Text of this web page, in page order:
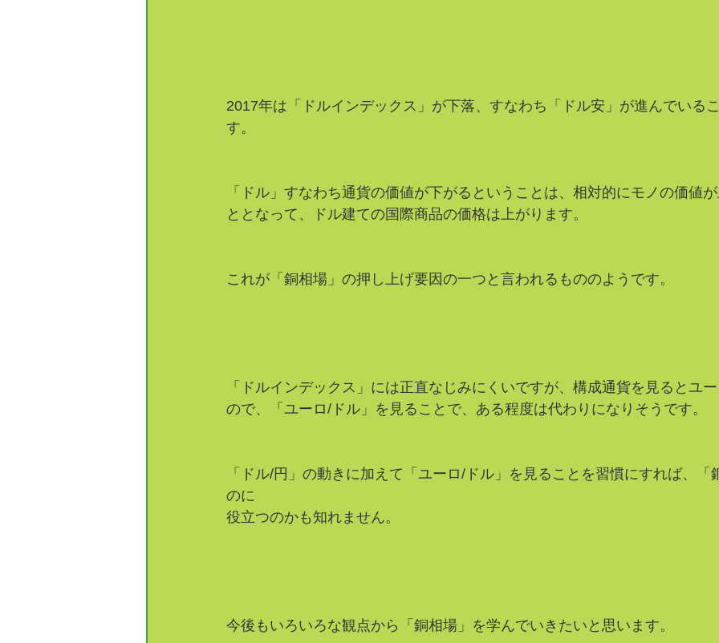
2017年は「ドルインデックス」が下落、すなわち「ドル安」が進んでいる
す。
「ドル」すなわち通貨の価値が下がるということは、相対的にモノの価値
ととなって、ドル建ての国際商品の価格は上がります。
これが「銅相場」の押し上げ要因の一つと言われるもののようです。
「ドルインデックス」には正直なじみにくいですが、構成通貨を見るとユ
ので、「ユーロ/ドル」を見ることで、ある程度は代わりになりそうです。
「ドル/円」の動きに加えて「ユーロ/ドル」を見ることを習慣にすれば、「
のに
役立つのかも知れません。
今後もいろいろな観点から「銅相場」を学んでいきたいと思います。